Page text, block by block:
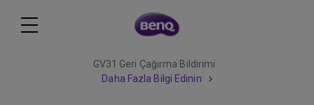
GV31 Geri Çağırma Bildirimi
Daha Fazla Bilgi Edinin